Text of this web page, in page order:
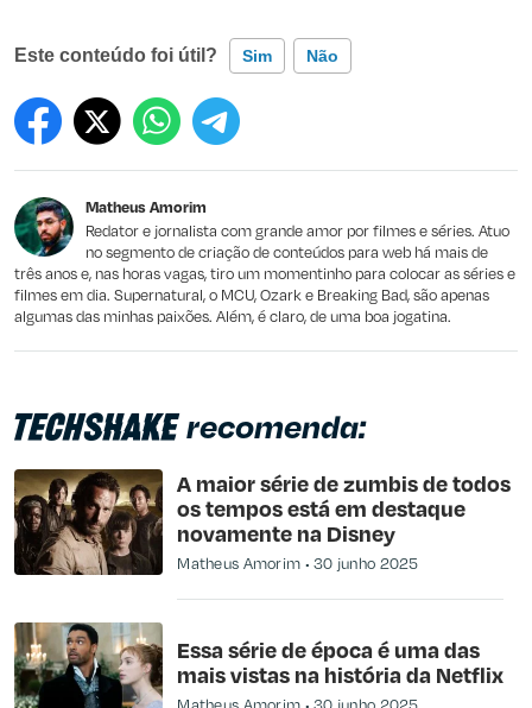
Este conteúdo foi útil? Sim Não
Este conteúdo contém informação incorreta
Outro
Matheus Amorim
Redator e jornalista com grande amor por filmes e séries. Atuo
no segmento de criação de conteúdos para web há mais de
três anos e, nas horas vagas, tiro um momentinho para colocar as séries e
filmes em dia. Supernatural, o MCU, Ozark e Breaking Bad, são apenas
algumas das minhas paixões. Além, é claro, de uma boa jogatina.
recomenda:
A maior série de zumbis de todos
os tempos está em destaque
novamente na Disney
Matheus Amorim 30 junho 2025
Essa série de época é uma das
mais vistas na história da Netflix